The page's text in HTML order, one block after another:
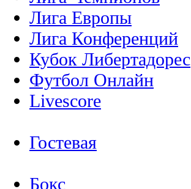
Лига Европы
Лига Конференций
Кубок Либертадорес
Футбол Онлайн
Livescore
Гостевая
Бокс